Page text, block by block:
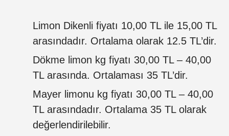
Limon Dikenli fiyatı 10,00 TL ile 15,00 TL
arasındadır. Ortalama olarak 12.5 TL’dir.
Dökme limon kg fiyatı 30,00 TL – 40,00
TL arasında. Ortalaması 35 TL’dir.
Mayer limonu kg fiyatı 30,00 TL – 40,00
TL arasındadır. Ortalama 35 TL olarak
değerlendirilebilir.